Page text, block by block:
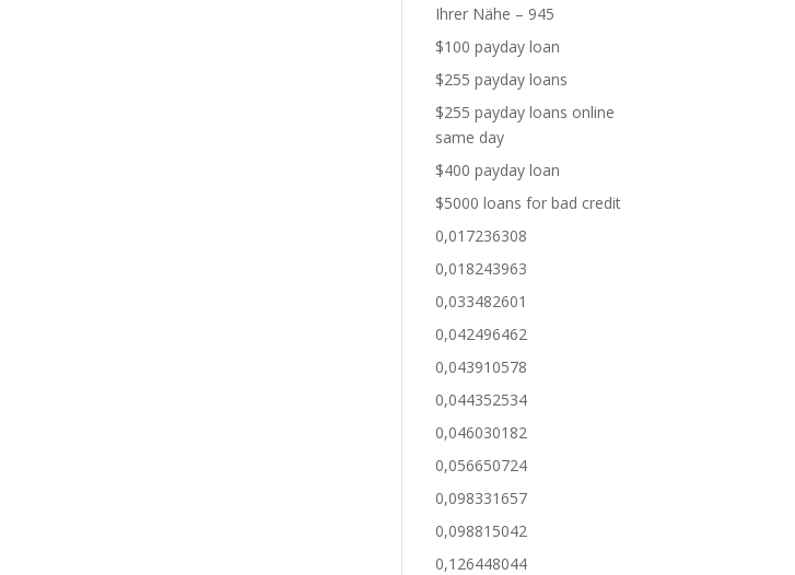
Ihrer Nähe – 945
$100 payday loan
$255 payday loans
$255 payday loans online
same day
$400 payday loan
$5000 loans for bad credit
0,017236308
0,018243963
0,033482601
0,042496462
0,043910578
0,044352534
0,046030182
0,056650724
0,098331657
0,098815042
0,126448044